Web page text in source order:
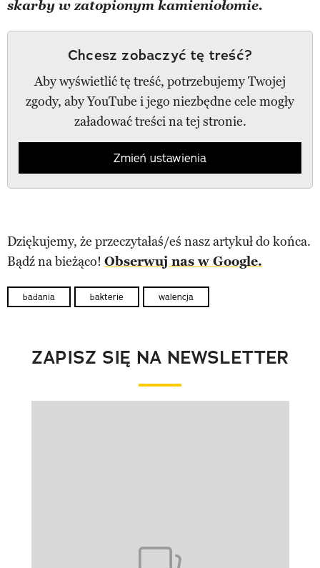
skarby w zatopionym kamieniołomie.
Chcesz zobaczyć tę treść?
Aby wyświetlić tę treść, potrzebujemy Twojej
zgody, aby YouTube i jego niezbędne cele mogły
załadować treści na tej stronie.
Zmień ustawienia
Dziękujemy, że przeczytałaś/eś nasz artykuł do końca.
Bądź na bieżąco! Obserwuj nas w Google.
badania bakterie walencja
ZAPISZ SIĘ NA NEWSLETTER